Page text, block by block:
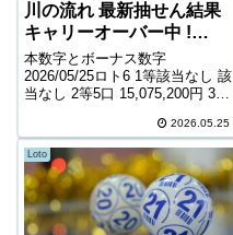
川の流れ 最新抽せん結果
キャリーオーバー中 !
267,091,381円
本数字とボーナス数字
2026/05/25ロト6 1等該当なし 該
当なし 2等5口 15,075,200円 3等
10,200円 5等151,323口 1,000円
キャリーオーバー 267,09...
2026.05.25
Loto